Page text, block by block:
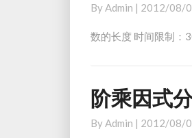
长
度
ByAdmin | 2012/08/
数的长度 时间限制
阶
乘
因
阶乘因式
ByAdmin | 2012/08/